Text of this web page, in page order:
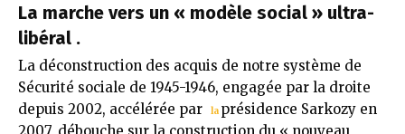
La marche vers un « modèle social » ultra-
libéral .
La déconstruction des acquis de notre système de
Sécurité sociale de 1945-1946, engagée par la droite
depuis 2002, accélérée par
la présidence Sarkozy en